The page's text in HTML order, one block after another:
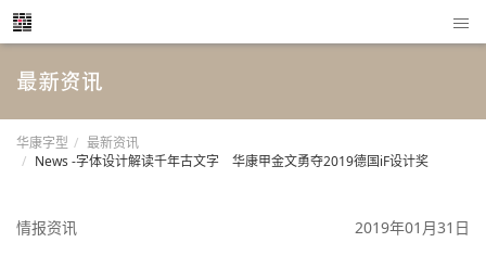
最新资讯
华康字型
最新资讯
News -字体设计解读千年古文字 华康甲金文勇夺2019德国iF设计奖
情报资讯 2019年01月31日